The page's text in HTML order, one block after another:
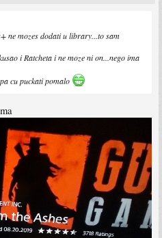
ne mozes dodati u library...to sam
i Ratcheta i ne moze ni on...nego ima
cu puckati pomalo